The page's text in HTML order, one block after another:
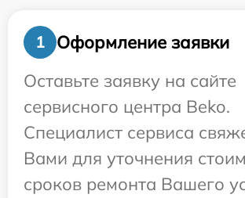
1
Оформление заявки
Оставьте заявку на сайте
сервисного центра Beko.
Специалист сервиса
Вами для уточнения
сроков ремонта Вашего